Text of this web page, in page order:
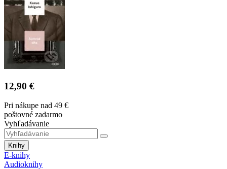
12,90 €
Pri nákupe nad 49 €
poštovné zadarmo
Vyhľadávanie
Knihy
E-knihy
Audioknihy